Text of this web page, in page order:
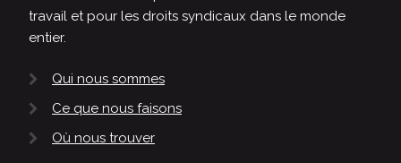
travail et pour les droits syndicaux dans le monde
entier.
Qui nous sommes
Ce que nous faisons
Où nous trouver